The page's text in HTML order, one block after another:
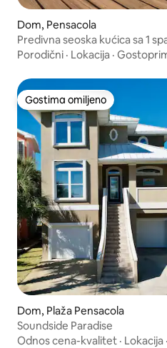
Dom, Pensacola
Predivna seoska kućica sa 1
Porodični · Lokacija ·
Gostima omiljeno
Gostima omiljeno
Dom, Plaža Pensacola
Soundside Paradise
Odnos cena-kvalitet · Lokacija ·